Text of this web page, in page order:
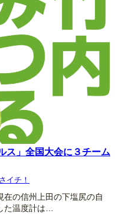
ス」全国大会に３チーム
イチ！
在の信州上田の下塩尻の自
た温度計は…